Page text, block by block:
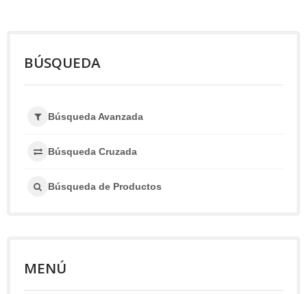
BÚSQUEDA
Búsqueda Avanzada
Búsqueda Cruzada
Búsqueda de Productos
MENÚ